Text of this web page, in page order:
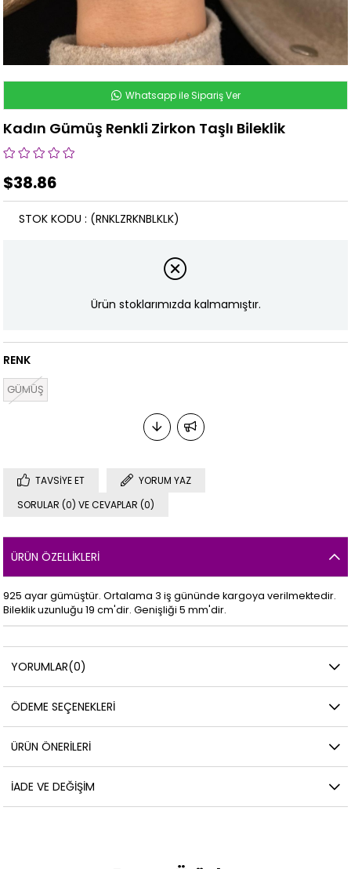
Whatsapp ile Sipariş Ver
Kadın Gümüş Renkli Zirkon Taşlı Bileklik
$38.86
(RNKLZRKNBLKLK)
STOK KODU
Ürün stoklarımızda kalmamıştır.
RENK
GÜMÜŞ
TAVSIYE ET
YORUM YAZ
SORULAR (0) VE CEVAPLAR (0)
ÜRÜN ÖZELLIKLERI
925 ayar gümüştür. Ortalama 3 iş gününde kargoya verilmektedir.
Bileklik uzunluğu 19 cm'dir. Genişliği 5 mm'dir.
YORUMLAR(0)
ÖDEME SEÇENEKLERI
ÜRÜN ÖNERILERI
İADE VE DEĞIŞIM